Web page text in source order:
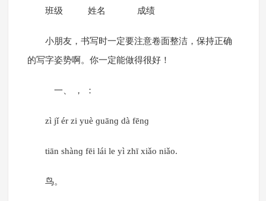
班级 姓名 成绩
小朋友，书写时一定要注意卷面整洁，保持正确
的写字姿势啊。你一定能做得很好！
一、 ， ：
zì jǐ ér zi yuè ɡuānɡ dà fēnɡ
tiān shànɡ fēi lái le yì zhī xiǎo niǎo.
鸟。